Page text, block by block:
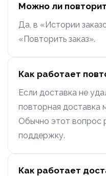
Можно ли
Да, в «Истории
«Повторить заказ».
Как работает
Если доставка не
повторная доставка
Обычно этот вопрос
поддержку.
Как работает